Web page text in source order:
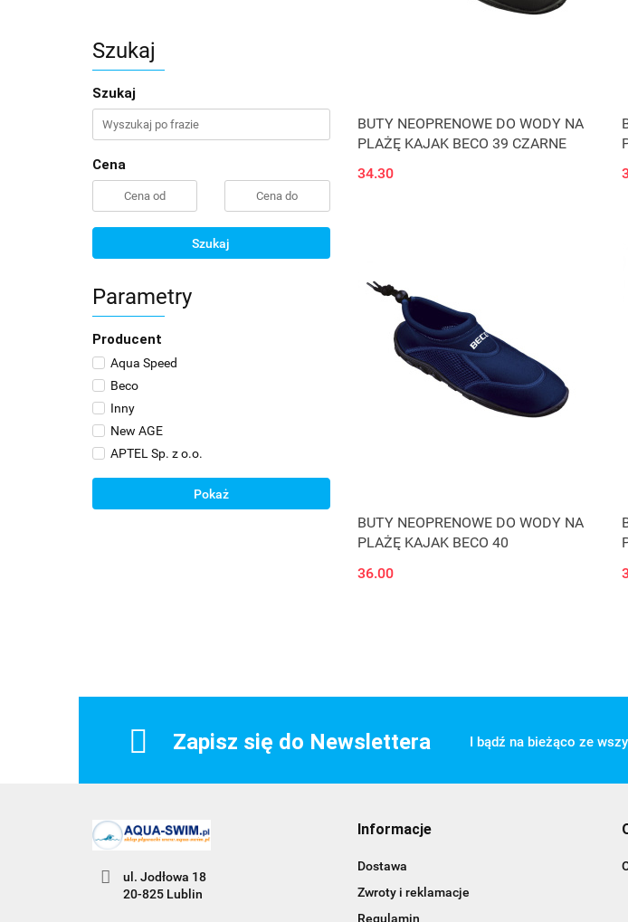
Szukaj
Szukaj
Cena
Szukaj
Parametry
Producent
Aqua Speed
Beco
Inny
New AGE
APTEL Sp. z o.o.
Pokaż
BUTY NEOPRENOWE DO WODY NA
PLAŻĘ KAJAK BECO 39 CZARNE
34.30
BUTY NEOPRENOWE DO WODY NA
PLAŻĘ KAJAK BECO 40
36.00
Zapisz się do Newslettera I bądź na bieżąco ze
ul. Jodłowa 18
20-825 Lublin
Informacje
Dostawa
Zwroty i reklamacje
Regulamin